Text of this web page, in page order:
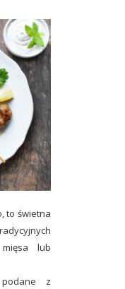
to świetna
mięsa lub
podane z